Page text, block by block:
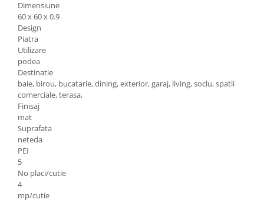
Dimensiune
60 x 60 x 0.9
Design
Piatra
Utilizare
podea
Destinatie
baie, birou, bucatarie, dining, exterior, garaj, living, soclu, spatii
comerciale, terasa,
Finisaj
mat
Suprafata
neteda
PEI
5
No placi/cutie
4
mp/cutie